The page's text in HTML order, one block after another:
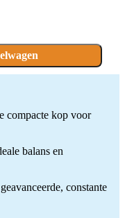
compacte kop voor
balans en
constante